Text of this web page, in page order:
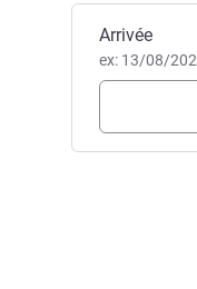
Arrivée
ex: 13/08/